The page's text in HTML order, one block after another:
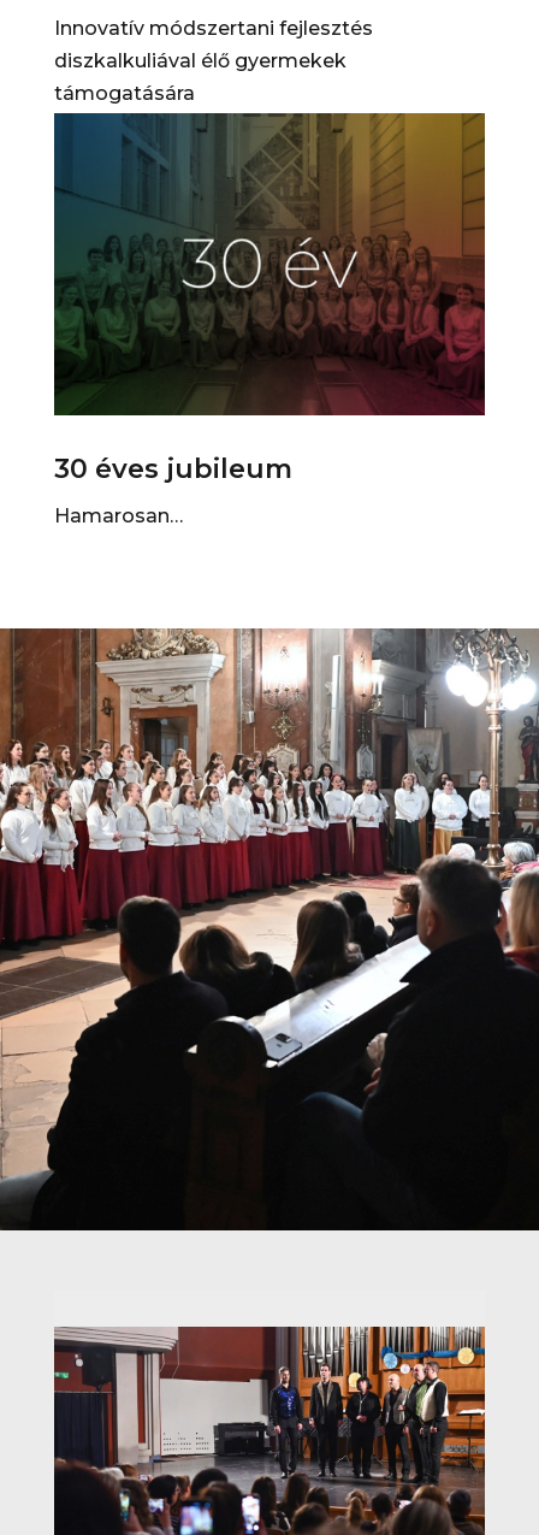
Innovatív módszertani fejlesztés
diszkalkuliával élő gyermekek
támogatására
30 éves jubileum
Hamarosan…